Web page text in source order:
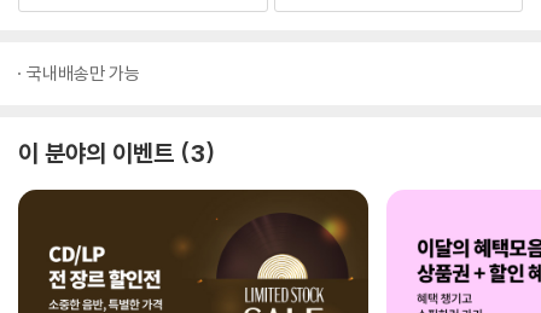
국내배송만 가능
이 분야의 이벤트 3